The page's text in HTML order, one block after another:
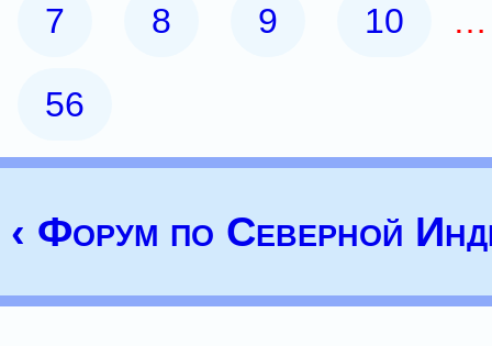
7 8 9 10
56
‹ Форум по Северной